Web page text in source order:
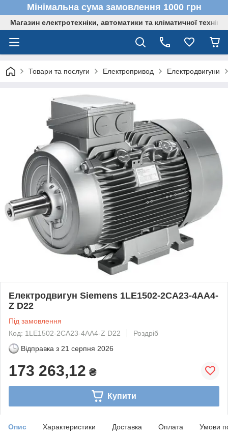
Мінімальна сума замовлення 1000 грн
Магазин електротехніки, автоматики та кліматичної техніки
Товари та послуги Електропривод Електродвигуни
Електродвигун Siemens 1LE1502-2CA23-4AA4-
Z D22
Під замовлення
Код: 1LE1502-2CA23-4AA4-Z D22
Роздріб
Відправка з 21 серпня 2026
173 263,12 ₴
Купити
Опис Характеристики Доставка Оплата Умови